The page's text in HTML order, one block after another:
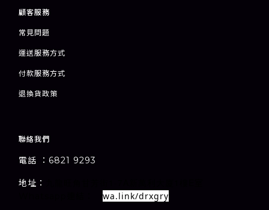
顧客服務
常見問題
運送服務方式
付款服務方式
退換貨政策
聯絡我們
電話 ：6821 9293
地址：
wa.link/drxgry